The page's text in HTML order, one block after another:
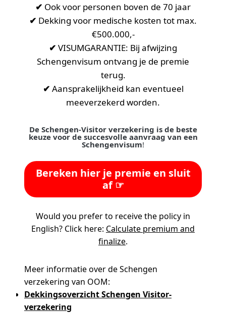
✔ Ook voor personen boven de 70 jaar
✔ Dekking voor medische kosten tot max.
€500.000,-
✔ VISUMGARANTIE: Bij afwijzing
Schengenvisum ontvang je de premie
terug.
✔ Aansprakelijkheid kan eventueel
meeverzekerd worden.
De Schengen-Visitor verzekering is de beste
keuze voor de succesvolle aanvraag van een
Schengenvisum!
Bereken hier je premie en sluit
af ☞
Would you prefer to receive the policy in
English? Click here: Calculate premium and
finalize.
Meer informatie over de Schengen
verzekering van OOM:
Dekkingsoverzicht Schengen Visitor-
verzekering